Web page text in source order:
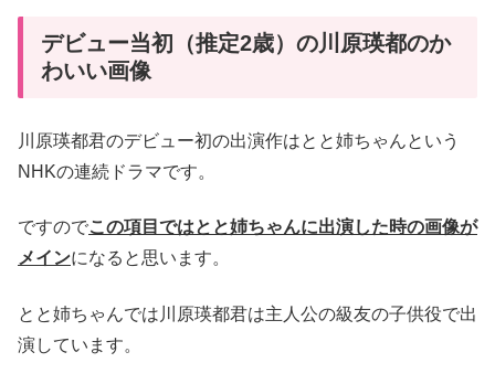
デビュー当初（推定2歳）の川原瑛都のか
わいい画像
川原瑛都君のデビュー初の出演作はとと姉ちゃんという
NHKの連続ドラマです。
ですのでこの項目ではとと姉ちゃんに出演した時の画像が
メインになると思います。
とと姉ちゃんでは川原瑛都君は主人公の級友の子供役で出
演しています。